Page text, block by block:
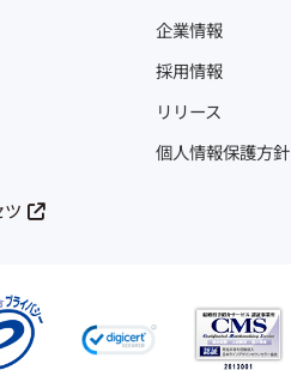
企業情報
採用情報
リリース
個人情報保護方針